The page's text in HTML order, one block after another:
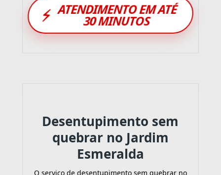
⚡ ATENDIMENTO EM ATÉ
30 MINUTOS
Desentupimento sem
quebrar no Jardim
Esmeralda
O serviço de desentupimento sem quebrar no